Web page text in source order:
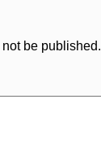
be published.